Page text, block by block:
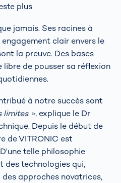
plus
jamais. Ses racines à
clair envers le
la preuve. Des bases
de pousser sa réflexion
à notre succès sont
limites. », explique le Dr
Depuis le début de
de VITRONIC est
telle philosophie
des technologies qui,
approches novatrices,